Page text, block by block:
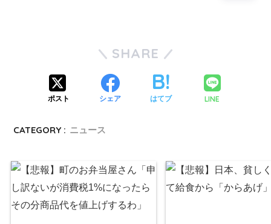
SHARE
ポスト シェア はてブ LINE
CATEGORY : ニュース